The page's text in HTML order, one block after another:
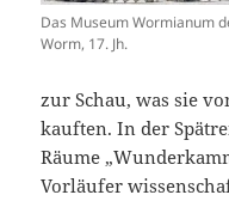
Das Museum Wormianum
Worm, 17. Jh.
zur Schau, was sie
kauften. In der
Räume
Vorläufer